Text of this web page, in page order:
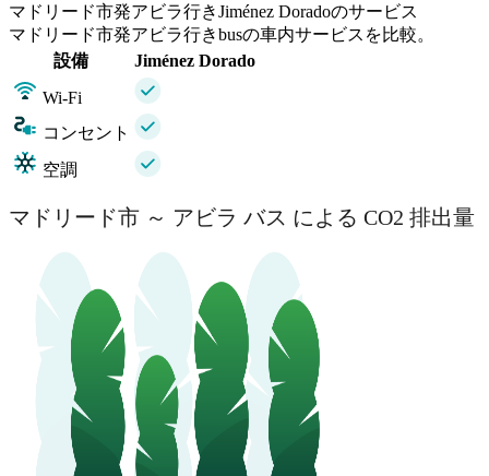
マドリード市発アビラ行きJiménez Doradoのサービス
マドリード市発アビラ行きbusの車内サービスを比較。
設備
Jiménez Dorado
Wi-Fi
コンセント
空調
マドリード市 ～ アビラ バス による CO2 排出量